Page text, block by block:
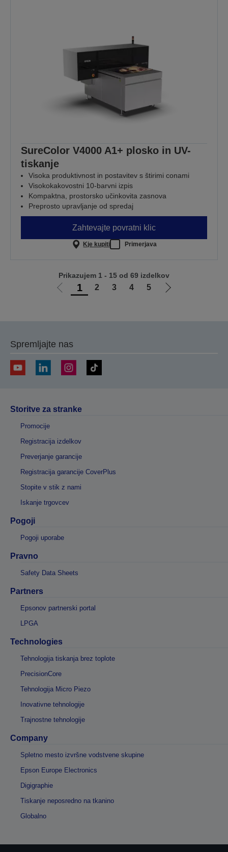
SureColor V4000 A1+ plosko in UV-
tiskanje
Visoka produktivnost in postavitev s štirimi conami
Visokokakovostni 10-barvni izpis
Kompaktna, prostorsko učinkovita zasnova
Preprosto upravljanje od spredaj
Zahtevajte povratni klic
Kje kupiti Primerjava
Pojdi1 2 3 4 5
Pojdi
Prikazujem 1 - 15 od 69 izdelkov
Spremljajte nas
Storitve za stranke
Promocije
Registracija izdelkov
Preverjanje garancije
Registracija garancije CoverPlus
Stopite v stik z nami
Iskanje trgovcev
Pogoji
Pogoji uporabe
Pravno
Safety Data Sheets
Partners
Epsonov partnerski portal
LPGA
Technologies
Tehnologija tiskanja brez toplote
PrecisionCore
Tehnologija Micro Piezo
Inovativne tehnologije
Trajnostne tehnologije
Company
Spletno mesto izvršne vodstvene skupine
Epson Europe Electronics
Digigraphie
Tiskanje neposredno na tkanino
Globalno